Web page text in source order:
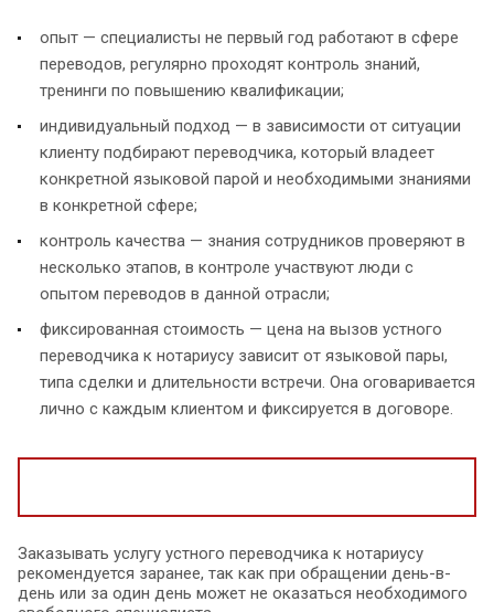
опыт — специалисты не первый год работают в сфере
переводов, регулярно проходят контроль знаний,
тренинги по повышению квалификации;
индивидуальный подход — в зависимости от ситуации
клиенту подбирают переводчика, который владеет
конкретной языковой парой и необходимыми знаниями
в конкретной сфере;
контроль качества — знания сотрудников проверяют в
несколько этапов, в контроле участвуют люди с
опытом переводов в данной отрасли;
фиксированная стоимость — цена на вызов устного
переводчика к нотариусу зависит от языковой пары,
типа сделки и длительности встречи. Она оговаривается
лично с каждым клиентом и фиксируется в договоре.
Заказывать услугу устного переводчика к нотариусу
рекомендуется заранее, так как при обращении день-в-
день или за один день может не оказаться необходимого